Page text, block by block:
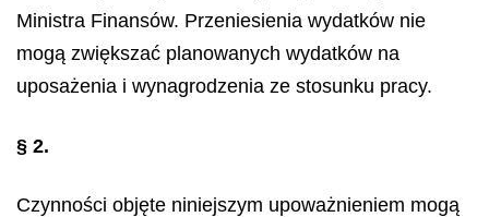
Ministra Finansów. Przeniesienia wydatków nie
mogą zwiększać planowanych wydatków na
uposażenia i wynagrodzenia ze stosunku pracy.
§ 2.
Czynności objęte niniejszym upoważnieniem mogą